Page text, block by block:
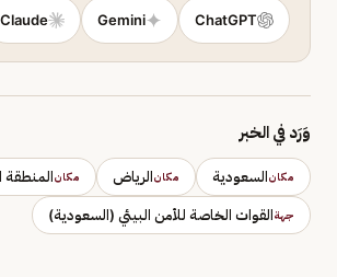
ChatGPT
Gemini
Claude
وَرَد في الخبر
مكانالسعودية مكانالرياض مكانالمنطقة
جهةالقوات الخاصة للأمن البيئي (السعودية)